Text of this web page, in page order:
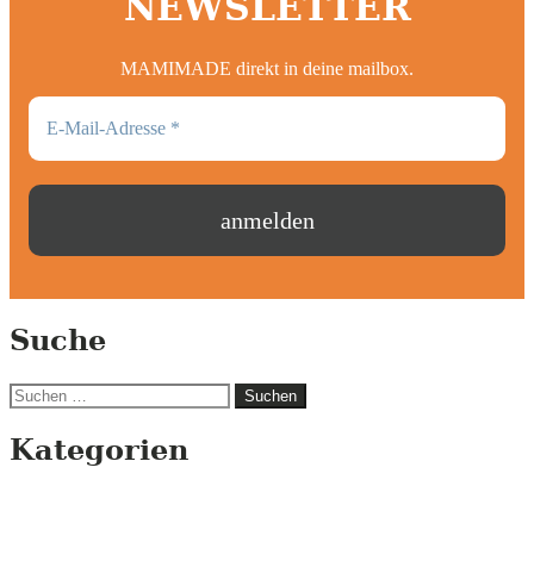
MAMIMADE direkt in deine mailbox.
Suche
Suchen
Kategorien